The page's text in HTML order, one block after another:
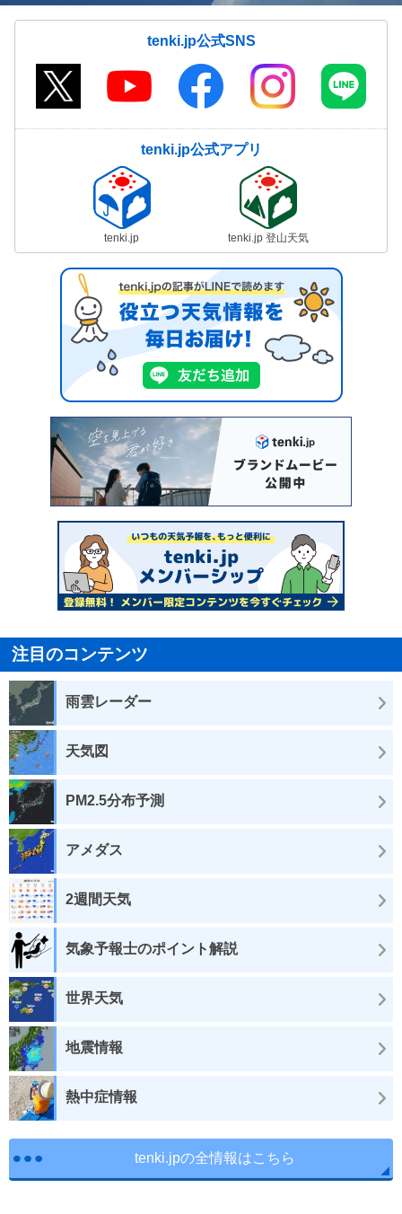
tenki.jp公式SNS
tenki.jp公式アプリ
tenki.jp tenki.jp 登山天気
注目のコンテンツ
雨雲レーダー
天気図
PM2.5分布予測
アメダス
2週間天気
気象予報士のポイント解説
世界天気
地震情報
熱中症情報
tenki.jpの全情報はこちら